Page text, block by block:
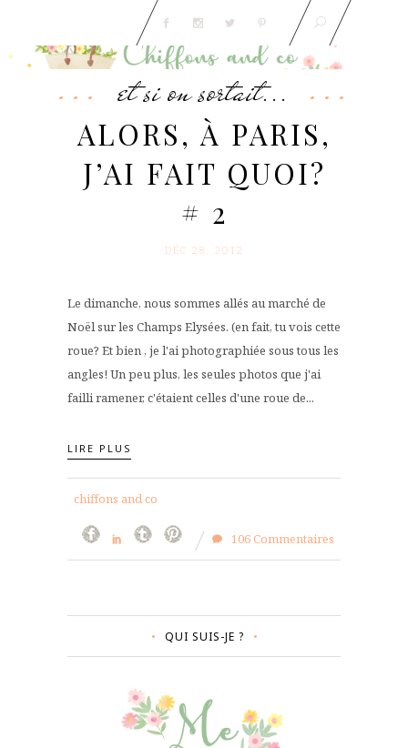
et si on sortait...
ALORS, À PARIS,
J’AI FAIT QUOI?
# 2
DÉC 28. 2012
Le dimanche, nous sommes allés au marché de
Noël sur les Champs Elysées. (en fait, tu vois cette
roue? Et bien , je l'ai photographiée sous tous les
angles! Un peu plus, les seules photos que j'ai
failli ramener, c'étaient celles d'une roue de...
LIRE PLUS
chiffons and co
106 Commentaires
QUI SUIS-JE ?